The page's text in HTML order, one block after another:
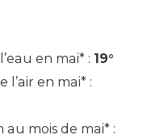
en mai* : 19°
l’air en mai* :
au mois de mai* :